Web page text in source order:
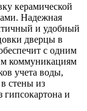
керамической
Надежная
и удобный
дверцы в
с одним
коммуникациям
учета воды,
стены из
гипсокартона и